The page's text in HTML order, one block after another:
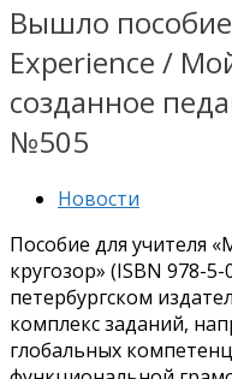
Вышло
Experience /
созданное
№505
Новости
Пособие для учителя
кругозор» (ISBN 978-
петербургском
комплекс заданий,
глобальных